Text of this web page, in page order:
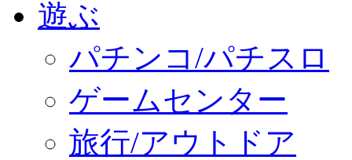
遊ぶ
パチンコ/パチスロ
ゲームセンター
旅行/アウトドア